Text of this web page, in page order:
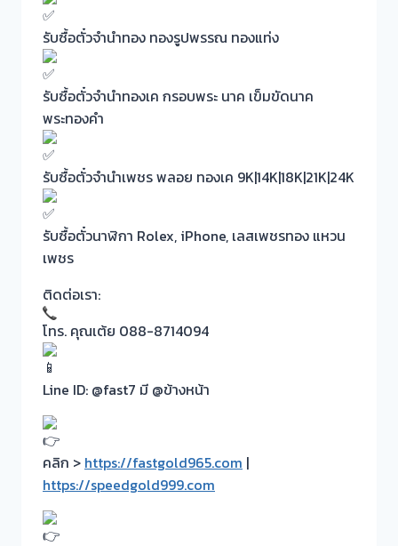
รับซื้อตั๋วจำนำทอง ทองรูปพรรณ ทองแท่ง
รับซื้อตั๋วจำนำทองเค กรอบพระ นาค เข็มขัดนาค
พระทองคำ
รับซื้อตั๋วจำนำเพชร พลอย ทองเค 9K|14K|18K|21K|24K
รับซื้อตั๋วนาฬิกา Rolex, iPhone, เลสเพชรทอง แหวน
เพชร
ติดต่อเรา:
โทร. คุณเต้ย 088-8714094
Line ID: @fast7 มี @ข้างหน้า
คลิก > https://fastgold965.com |
https://speedgold999.com